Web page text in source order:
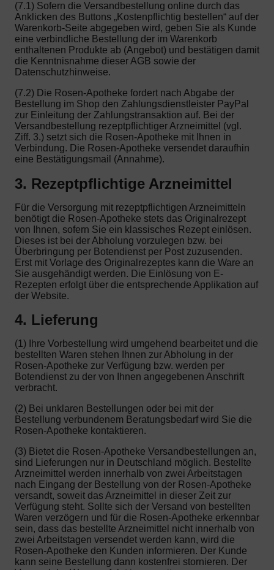
(7.1) Sofern die Versandbestellung online durch das
Anklicken des Buttons „Kostenpflichtig bestellen“ auf der
Warenkorb-Seite abgegeben wird, geben Sie als Kunde
eine verbindliche Bestellung der im Warenkorb
enthaltenen Produkte ab (Angebot) und bestätigen damit
die Kenntnisnahme dieser AGB sowie der
Datenschutzhinweise.
(7.2) Die Rosen-Apotheke fordert nach Abgabe der
Bestellung im Shop den Zahlungsdienstleister PayPal
zur Einleitung der Zahlungstransaktion auf. Bei der
Versandbestellung rezeptpflichtiger Arzneimittel (vgl.
Ziff. 3.) setzt sich die Rosen-Apotheke mit Ihnen in
Verbindung. Die Rosen-Apotheke versendet daraufhin
eine Bestätigungsmail (Annahme).
3. Rezeptpflichtige Arzneimittel
Für die Versorgung mit rezeptpflichtigen Arzneimitteln
benötigt die Rosen-Apotheke stets das Originalrezept
von Ihnen, sofern Sie ein klassisches Rezept einlösen.
Dieses ist bei der Abholung vorzulegen bzw. bei
Überbringung per Botendienst per Post zuzusenden.
Erst mit Vorlage des Originalrezeptes kann die Ware an
Sie ausgehändigt werden. Die Einlösung von E-
Rezepten erfolgt über die entsprechende Applikation auf
der Website.
4. Lieferung
(1) Ihre Vorbestellung wird umgehend bearbeitet und die
bestellten Waren stehen Ihnen zur Abholung in der
Rosen-Apotheke zur Verfügung bzw. werden per
Botendienst zu der von Ihnen angegebenen Anschrift
verbracht.
(2) Bei unklaren Bestellungen oder bei mit der
Bestellung verbundenem Beratungsbedarf wird Sie die
Rosen-Apotheke kontaktieren.
(3) Bietet die Rosen-Apotheke Versandbestellungen an,
sind Lieferungen nur in Deutschland möglich. Bestellte
Arzneimittel werden innerhalb von zwei Arbeitstagen
nach Eingang der Bestellung von der Rosen-Apotheke
versandt, soweit das Arzneimittel in dieser Zeit zur
Verfügung steht. Sollte sich der Versand von bestellten
Waren verzögern und für die Rosen-Apotheke erkennbar
sein, dass das bestellte Arzneimittel nicht innerhalb von
zwei Arbeitstagen versendet werden kann, wird die
Rosen-Apotheke den Kunden informieren. Der Kunde
kann seine Bestellung dann kostenfrei stornieren. Der